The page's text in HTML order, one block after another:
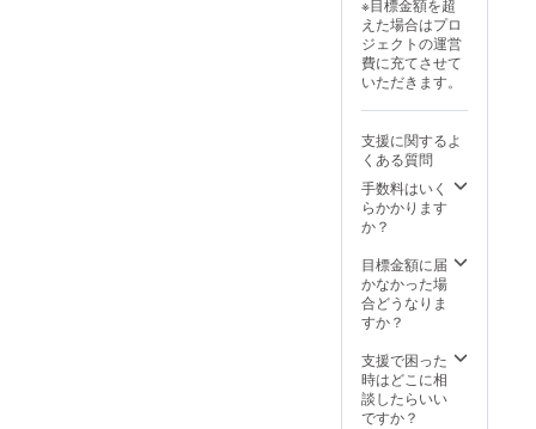
DVD １枚 ・収
録内容：現役生
による演奏演
技・OBOGと現
役生による50回
間 ・提供方法：
DVDを送付しま
す
会当日のリハー
サルを見学する
ことができま
す。 ・日時：令
和7年12月27日
（土曜日）
10:00-12:00 ・
場所：関市文化
会館 〒501-
3232 ・その他：
当日ホワイエの
受付にお越しく
ご案内いたしま
す。 【記念誌】
記念誌 １冊 ・
内容：部の歴
らのメッセー
ジ・活動写真集
など ・デザイ
ン：未定（業者
※目標金額を超
えた場合はプロ
ジェクトの運営
費に充てさせて
いただきます。
支援に関するよ
くある質問
手数料はいく
らかかります
か？
目標金額に届
かなかった場
合どうなりま
すか？
支援で困った
時はどこに相
談したらいい
ですか？